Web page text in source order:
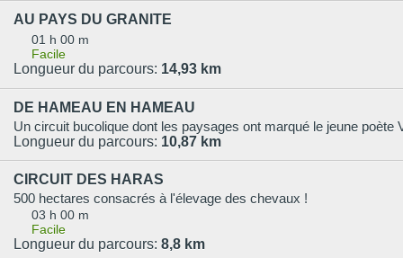
AU PAYS DU GRANITE
01 h 00 m
Facile
Longueur du parcours: 14,93 km
DE HAMEAU EN HAMEAU
Longueur du parcours: 10,87 km
CIRCUIT DES HARAS
500 hectares consacrés à l'élevage des chevaux !
03 h 00 m
Facile
Longueur du parcours: 8,8 km